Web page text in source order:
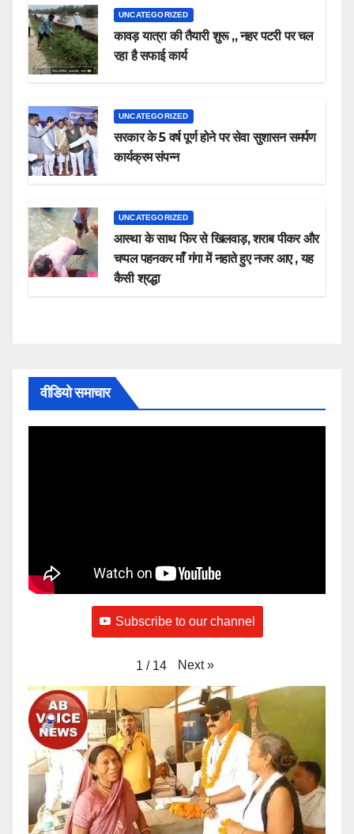
UNCATEGORIZED
कावड़ यात्रा की तैयारी शुरू ,, नहर पटरी पर चल
रहा है सफाई कार्य
UNCATEGORIZED
सरकार के 5 वर्ष पूर्ण होने पर सेवा सुशासन समर्पण
कार्यक्रम संपन्न
UNCATEGORIZED
आस्था के साथ फिर से खिलवाड़, शराब पीकर और
चप्पल पहनकर माँ गंगा में नहाते हुए नजर आए , यह
कैसी श्रद्धा
वीडियो समाचार
Subscribe to our channel
1 / 14 Next »